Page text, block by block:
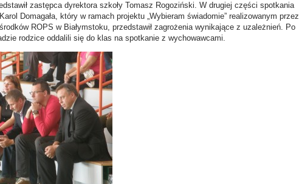
zastępca dyrektora szkoły Tomasz Rogoziński. W drugiej części spotkania
Domagała, który w ramach projektu „Wybieram świadomie” realizowanym przez
ROPS w Białymstoku, przedstawił zagrożenia wynikające z uzależnień. Po
rodzice oddalili się do klas na spotkanie z wychowawcami.